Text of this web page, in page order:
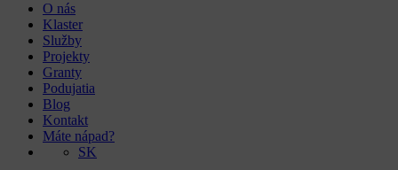
O nás
Klaster
Služby
Projekty
Granty
Podujatia
Blog
Kontakt
Máte nápad?
SK